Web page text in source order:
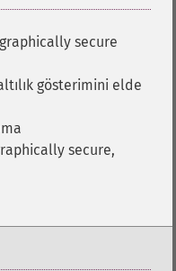
secure
gösterimini elde
secure,